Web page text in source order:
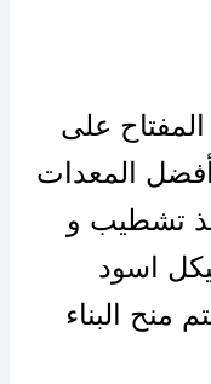
على
المعدات
تشطيب و
اسود
منح البناء